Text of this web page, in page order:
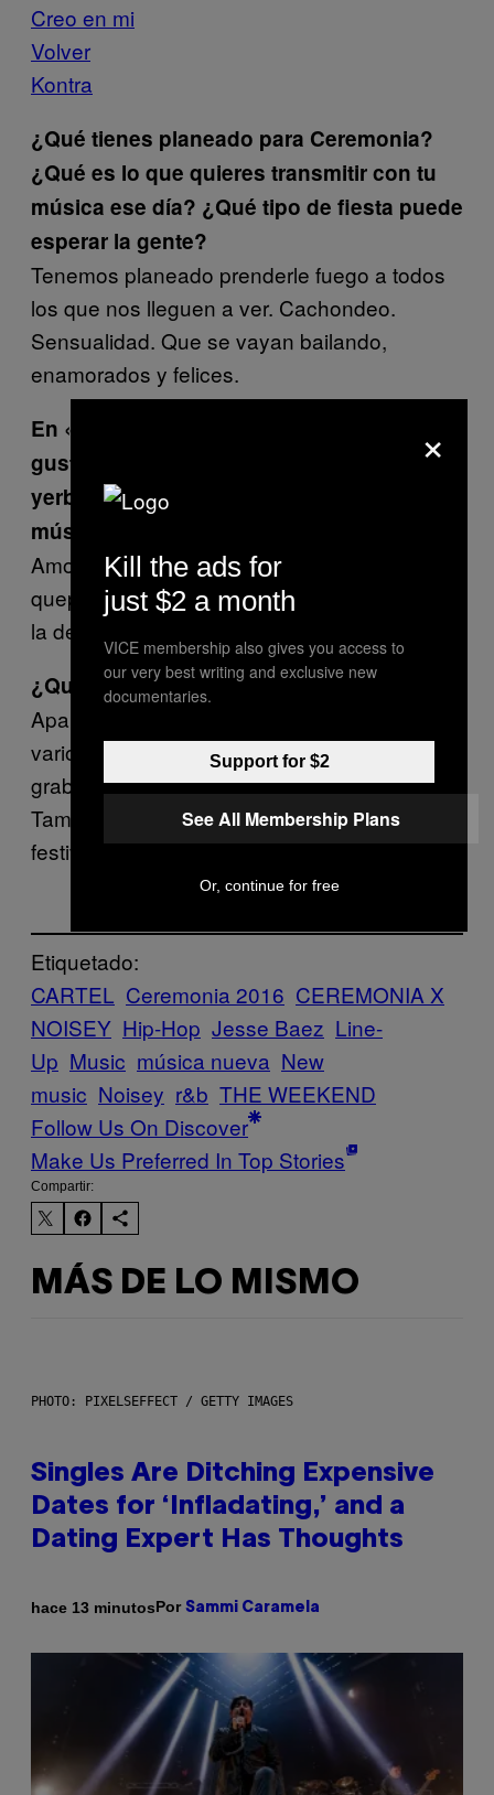
Creo en mi
Volver
Kontra
¿Qué tienes planeado para Ceremonia?
¿Qué es lo que quieres transmitir con tu
música ese día? ¿Qué tipo de fiesta puede
esperar la gente?
Tenemos planeado prenderle fuego a todos
los que nos lleguen a ver. Cachondeo.
Sensualidad. Que se vayan bailando,
enamorados y felices.
En «Decile» si algo queda claro es que te
gusta el porro, entonces… ¿qué tipo de
yerba es la indicada para escuchar tu
música?
Amo el porro, men. Cualquier weed que
quepa en tu presupuesto está bien. Para mí
la de mi
¿Qué planes tienes para este año?
Aparte del Ceremonia en abril vamos a sacar
varios mixtapes durante el año. Queremos
grabar un video por canción, idealmente.
También espero poder tocar en más
festivales, eso sería amor, amor puro.
Etiquetado:
CARTEL Ceremonia 2016 CEREMONIA X
NOISEY Hip-Hop Jesse Baez Line-
Up Music música nueva New
music Noisey r&b THE WEEKEND
Follow Us On Discover
Make Us Preferred In Top Stories
Compartir:
MÁS DE LO MISMO
PHOTO: PIXELSEFFECT / GETTY IMAGES
Singles Are Ditching Expensive
Dates for ‘Infladating,’ and a
Dating Expert Has Thoughts
hace 13 minutosPor Sammi Caramela
×
Kill the ads for
just $2 a month
VICE membership also gives you access to
our very best writing and exclusive new
documentaries.
Support for $2
See All Membership Plans
Or, continue for free